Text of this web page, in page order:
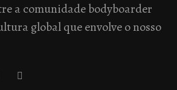
a comunidade bodyboarder
global que envolve o nosso